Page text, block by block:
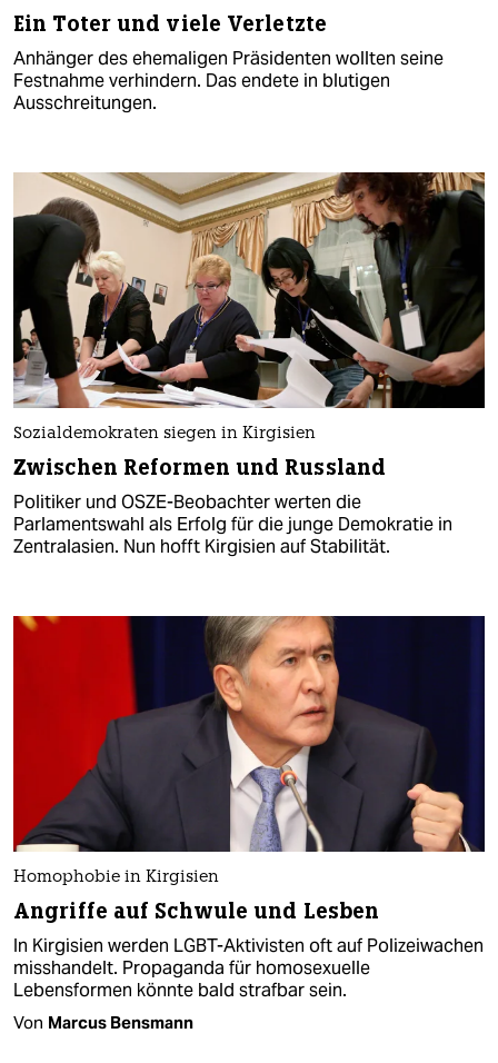
Ein Toter und viele Verletzte
Anhänger des ehemaligen Präsidenten wollten seine
Festnahme verhindern. Das endete in blutigen
Ausschreitungen.
Sozialdemokraten siegen in Kirgisien
Zwischen Reformen und Russland
Politiker und OSZE-Beobachter werten die
Parlamentswahl als Erfolg für die junge Demokratie in
Zentralasien. Nun hofft Kirgisien auf Stabilität.
Homophobie in Kirgisien
Angriffe auf Schwule und Lesben
In Kirgisien werden LGBT-Aktivisten oft auf Polizeiwachen
misshandelt. Propaganda für homosexuelle
Lebensformen könnte bald strafbar sein.
Von Marcus Bensmann